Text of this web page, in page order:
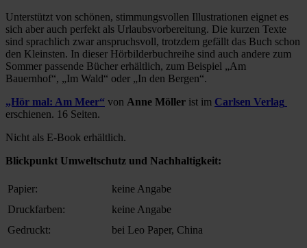
Unterstützt von schönen, stimmungsvollen Illustrationen eignet es
sich aber auch perfekt als Urlaubsvorbereitung. Die kurzen Texte
sind sprachlich zwar anspruchsvoll, trotzdem gefällt das Buch schon
den Kleinsten. In dieser Hörbilderbuchreihe sind auch andere zum
Sommer passende Bücher erhältlich, zum Beispiel „Am
Bauernhof“, „Im Wald“ oder „In den Bergen“.
„Hör mal: Am Meer“ von Anne Möller ist im Carlsen Verlag
erschienen. 16 Seiten.
Nicht als E-Book erhältlich.
Blickpunkt Umweltschutz und Nachhaltigkeit:
Papier:
keine Angabe
Druckfarben:
keine Angabe
Gedruckt:
bei Leo Paper, China